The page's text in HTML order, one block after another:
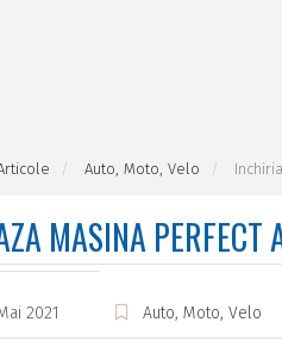
Auto, Moto, Velo
MASINA PERFECT
2021 Auto, Moto, Velo